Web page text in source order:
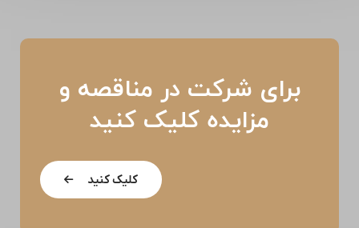
برای شرکت در مناقصه و
مزایده کلیک کنید
کلیک کنید